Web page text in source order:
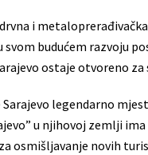
i
svom budućem razvoju
ostaje otvoreno za
Sarajevo legendarno
u njihovoj zemlji
osmišljavanje novih